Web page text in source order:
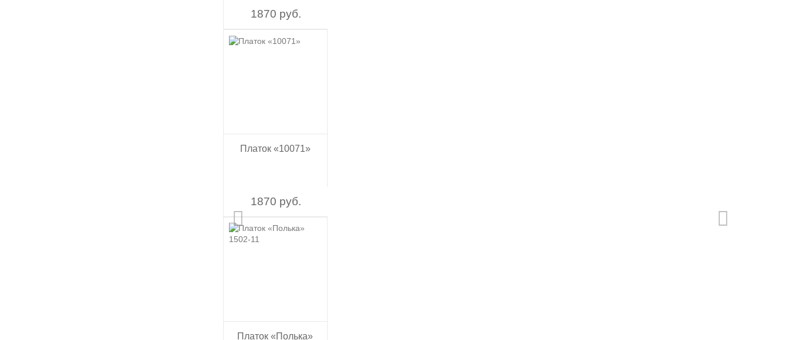
1870 руб.
Платок «10071»
1870 руб.
Платок «Полька»